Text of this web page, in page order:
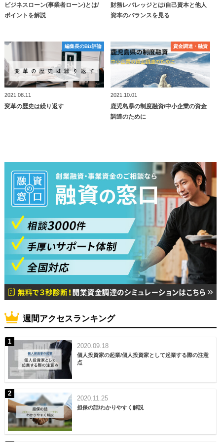
ビジネスローン(事業者ローン)とは/
ポイントを解説
財務レバレッジとは/自己資本と他人
資本のバランスを見る
編集長のBiz評論
編集長のBiz評論
2021.08.11
変革の歴史は繰り返す
資⾦調達・融資
資⾦調達・融資
2021.10.01
鹿児島県の制度融資/中小企業の資金
調達のために
週間アクセスランキング
2020.09.18
個人投資家の起業/個人投資家として起業する際の注意
点
2020.11.25
担保の話/わかりやすく解説